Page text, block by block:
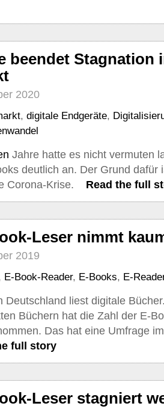
beendet Stagnation
2020
, digitale Endgeräte,
Jahre hatte es nicht vermuten
deutlich an. Der Grund dafür
Corona-Krise.
Read the full
Leser nimmt
2019
E-Book-Reader, E-Books, E-
Deutschland liest digitale
Büchern hat die Zahl der E-
Das hat eine Umfrage
full story
Leser stagniert